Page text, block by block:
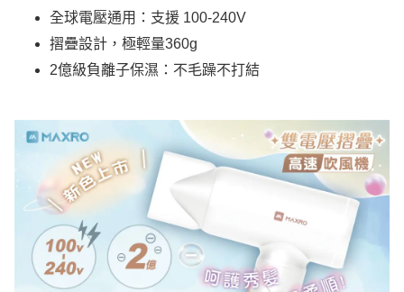
全球電壓通用：支援 100-240V
摺疊設計，極輕量360g
2億級負離子保濕：不毛躁不打結